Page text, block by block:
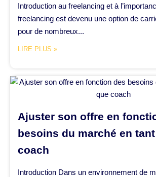
Introduction au freelancing et à
freelancing est devenu une option de
pour de nombreux...
LIRE PLUS »
Ajuster son offre en
besoins du marché en
coach
Introduction Dans un environnement de